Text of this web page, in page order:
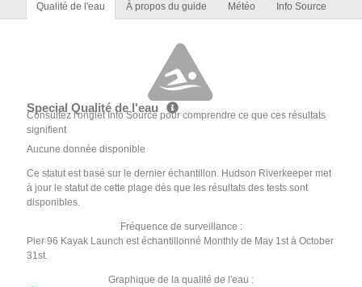
Qualité de l'eau À propos du guide Météo Info Source
Special Qualité de l'eau
Consultez l'onglet Info Source pour comprendre ce que ces résultats
signifient
Aucune donnée disponible
Ce statut est basé sur le dernier échantillon. Hudson Riverkeeper met
à jour le statut de cette plage dès que les résultats des tests sont
disponibles.
Fréquence de surveillance :
Pier 96 Kayak Launch est échantillonné Monthly de May 1st à October
31st.
Graphique de la qualité de l'eau :